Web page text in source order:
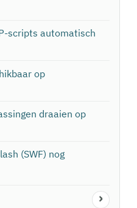
scripts automatisch
op
draaien op
(SWF) nog